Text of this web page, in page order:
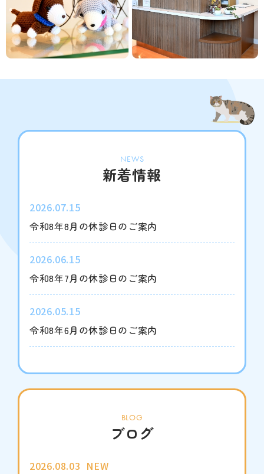
NEWS
新着情報
2026.07.15
令和8年8月の休診日のご案内
2026.06.15
令和8年7月の休診日のご案内
2026.05.15
令和8年6月の休診日のご案内
BLOG
ブログ
2026.08.03 NEW